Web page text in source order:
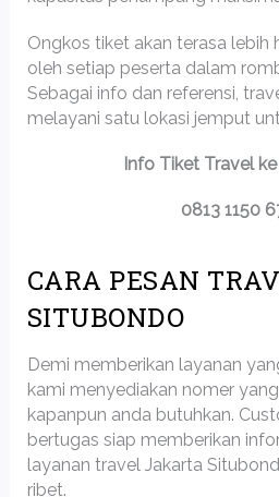
Ongkos tiket akan terasa
oleh setiap peserta dalam
Sebagai info dan referensi,
melayani satu lokasi jemput
Info Tiket Travel
0813 1150
CARA PESAN
SITUBONDO
Demi memberikan layanan
kami menyediakan nomer
kapanpun anda butuhkan.
bertugas siap memberikan
layanan travel Jakarta
ribet.